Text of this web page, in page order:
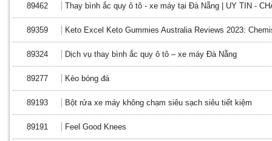
89462 Thay bình ắc quy ô tô - xe máy tại Đà Nẵng | UY TIN -
89359 Keto Excel Keto Gummies Australia Reviews 2023:
89324 Dịch vụ thay bình ắc quy ô tô – xe máy Đà Nẵng
89277 Kèo bóng đá
89193 Bột rửa xe máy không chạm siêu sạch siêu tiết kiệm
89191 Feel Good Knees